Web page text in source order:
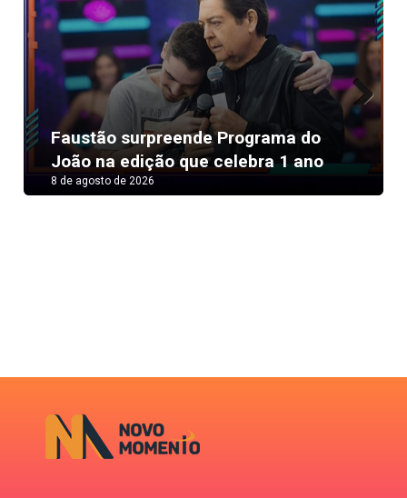
Faustão surpreende Programa do
João na edição que celebra 1 ano
8 de agosto de 2026
Next